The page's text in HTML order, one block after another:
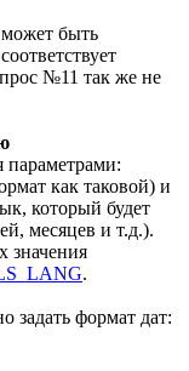
быть
№11 так же не
параметрами:
как таковой) и
который будет
месяцев и т.д.).
значения
.
задать формат дат: